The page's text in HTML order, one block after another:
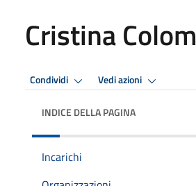
Cristina
Condividi Vedi azioni
INDICE DELLA PAGINA
Incarichi